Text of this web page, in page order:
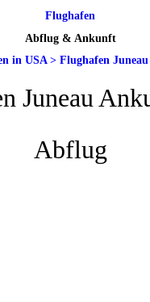
Flughafen
Abflug & Ankunft
in USA > Flughafen
Juneau
Abflug